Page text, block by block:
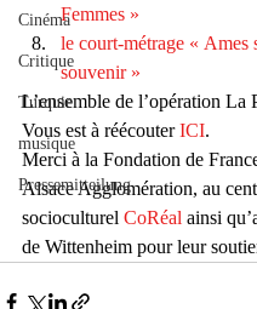
Cinéma
Critique
Turquie
musique
Pressemitteilung
Femmes »
le court-métrage « Ames
souvenir »
L’ensemble de l’opération La
Vous est à réécouter ICI.
Merci à la Fondation de
Alsace Agglomération, au
socioculturel CoRéal ainsi
de Wittenheim pour leur